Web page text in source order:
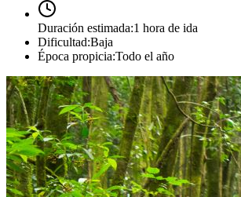
Duración estimada:1 hora de ida
Dificultad:Baja
Época propicia:Todo el año